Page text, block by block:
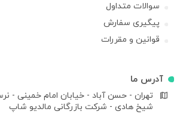
سوالات متداول
پیگیری سفارش
قوانین و مقررات
آدرس ما
تهران - حسن آباد - خیابان امام خمینی -
شیخ هادی - شرکت بازرگانی مالدیو شاپ